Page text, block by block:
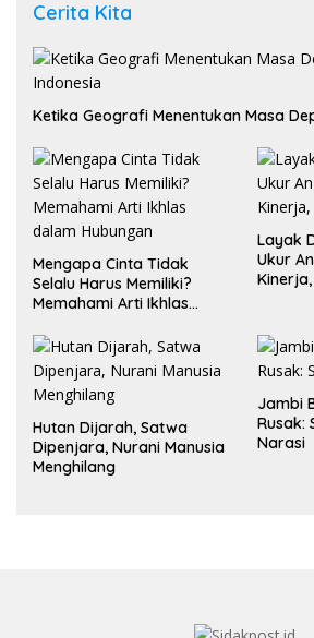
Cerita Kita
Ketika Geografi Menentukan Masa
Mengapa Cinta Tidak
Selalu Harus Memiliki?
Memahami Arti Ikhlas
Layak
Ukur
Hutan Dijarah, Satwa
Dipenjara, Nurani Manusia
Menghilang
Jambi
Rusak:
Narasi